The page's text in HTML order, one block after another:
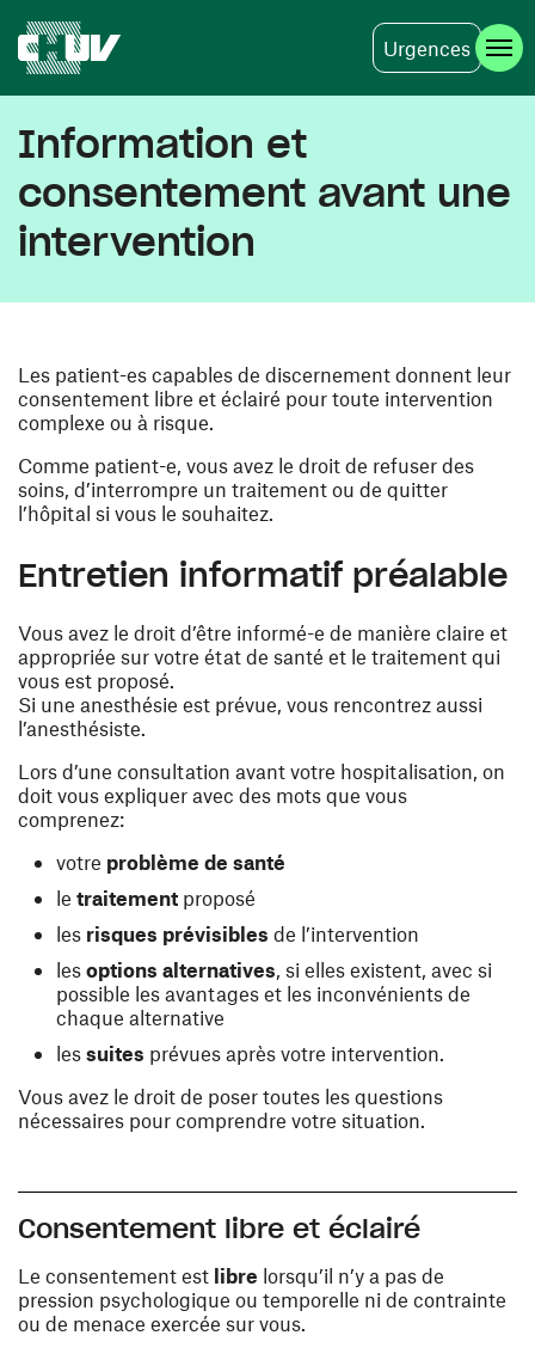
Urgences
Information et
consentement avant une
intervention
Les patient-es capables de discernement donnent leur
consentement libre et éclairé pour toute intervention
complexe ou à risque.
Comme patient-e, vous avez le droit de refuser des
soins, d’interrompre un traitement ou de quitter
l’hôpital si vous le souhaitez.
Entretien informatif préalable
Vous avez le droit d’être informé-e de manière claire et
appropriée sur votre état de santé et le traitement qui
vous est proposé.
Si une anesthésie est prévue, vous rencontrez aussi
l’anesthésiste.
Lors d’une consultation avant votre hospitalisation, on
doit vous expliquer avec des mots que vous
comprenez:
votre problème de santé
le traitement proposé
les risques prévisibles de l’intervention
les options alternatives, si elles existent, avec si
possible les avantages et les inconvénients de
chaque alternative
les suites prévues après votre intervention.
Vous avez le droit de poser toutes les questions
nécessaires pour comprendre votre situation.
Consentement libre et éclairé
Le consentement est libre lorsqu’il n’y a pas de
pression psychologique ou temporelle ni de contrainte
ou de menace exercée sur vous.